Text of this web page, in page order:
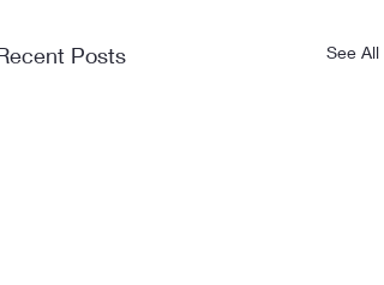
Posts See All